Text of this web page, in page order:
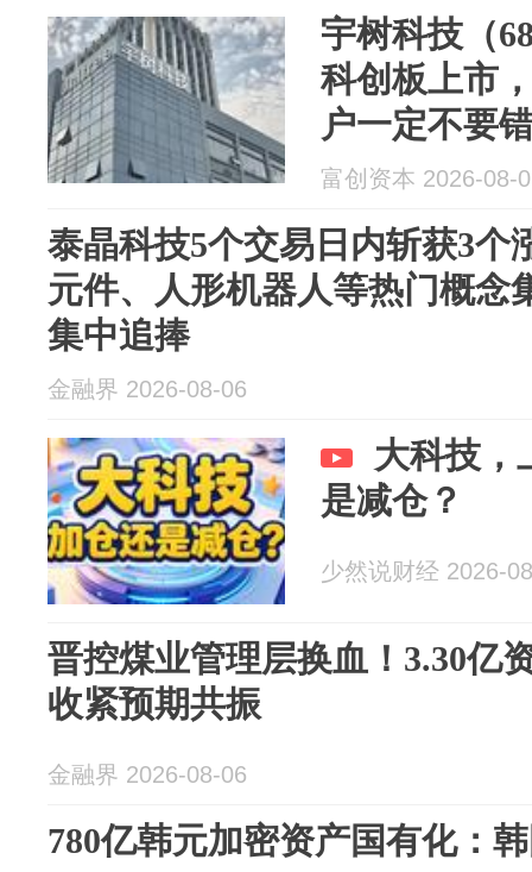
宇树科技（
科创板上市
户一定不要
富创资本 2026-08-
泰晶科技5个交易日内斩获3个
元件、人形机器人等热门概念
集中追捧
金融界 2026-08-06
大科技，
是减仓？
少然说财经 2026-
晋控煤业管理层换血！3.30亿
收紧预期共振
金融界 2026-08-06
780亿韩元加密资产国有化：